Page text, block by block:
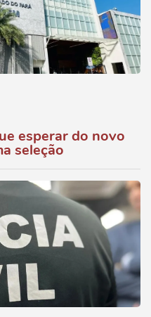
esperar do novo
seleção